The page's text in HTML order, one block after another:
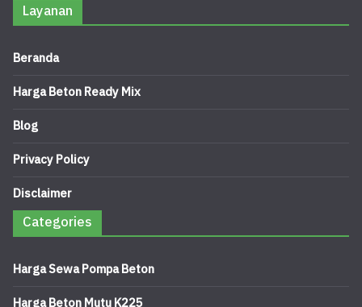
Layanan
Beranda
Harga Beton Ready Mix
Blog
Privacy Policy
Disclaimer
Categories
Harga Sewa Pompa Beton
Harga Beton Mutu K225